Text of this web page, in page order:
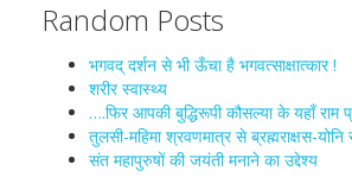
Random Posts
भगवद् दर्शन से भी ऊँचा है भगवत्साक्षात्कार !
शरीर स्वास्थ्य
….फिर आपकी बुद्धिरूपी कौसल्या के यहाँ राम
तुलसी-महिमा श्रवणमात्र से ब्रह्मराक्षस-योनि
संत महापुरुषों की जयंती मनाने का उद्देश्य